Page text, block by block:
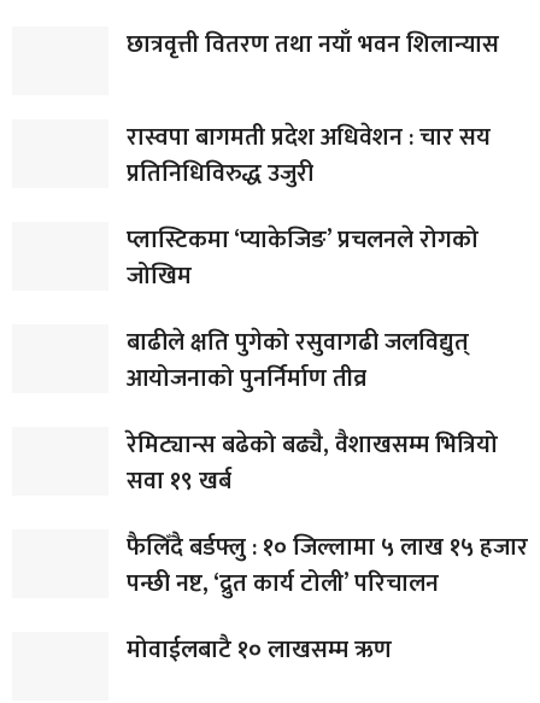
छात्रवृत्ती वितरण तथा नयाँ भवन शिलान्यास
रास्वपा बागमती प्रदेश अधिवेशन : चार सय
प्रतिनिधिविरुद्ध उजुरी
प्लास्टिकमा ‘प्याकेजिङ’ प्रचलनले रोगको
जोखिम
बाढीले क्षति पुगेको रसुवागढी जलविद्युत्
आयोजनाको पुनर्निर्माण तीव्र
रेमिट्यान्स बढेको बढ्यै, वैशाखसम्म भित्रियो
सवा १९ खर्ब
फैलिँदै बर्डफ्लु : १० जिल्लामा ५ लाख १५ हजार
पन्छी नष्ट, ‘द्रुत कार्य टोली’ परिचालन
मोवाईलबाटै १० लाखसम्म ऋण